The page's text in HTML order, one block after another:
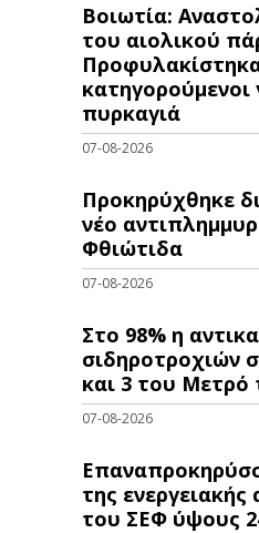
Βοιωτία:
του αιολικού
κατηγορούμενοι
πυρκαγιά
07-08-2026
Προκηρύχθηκε
νέo
Φθιώτιδα
07-08-2026
Στο 98% η
σιδηροτροχιών
και 3 του Μετρό
07-08-2026
της ενεργειακής
του ΣΕΦ ύψους